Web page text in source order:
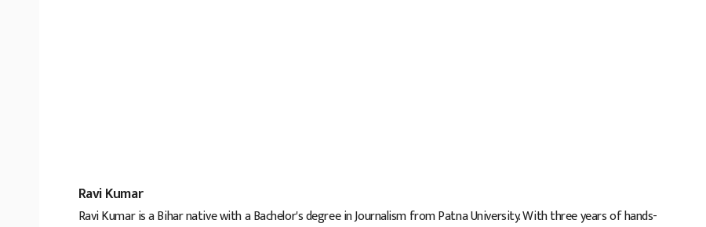
Ravi Kumar
Ravi Kumar is a Bihar native with a Bachelor's degree in Journalism from Patna University. With three years of hands-